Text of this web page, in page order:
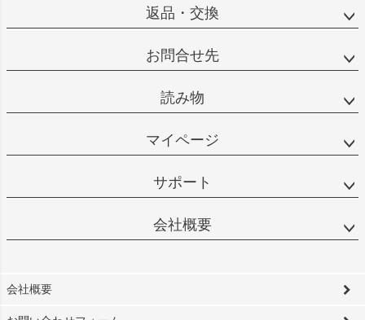
返品・交換
お問合せ先
読み物
マイページ
サポート
会社概要
会社概要